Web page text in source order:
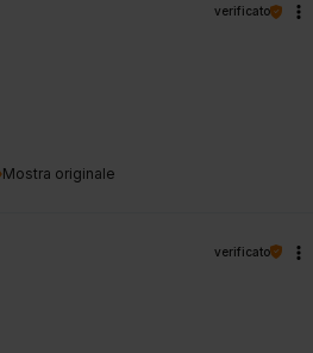
Mostra originale
verificato
verificato